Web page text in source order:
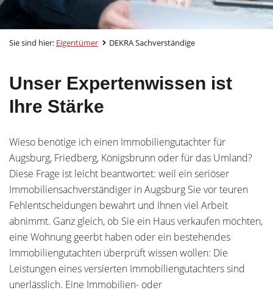
Sie sind hier: Eigentümer DEKRA Sachverständige
Unser Expertenwissen ist
Ihre Stärke
Wieso benötige ich einen Immobiliengutachter für
Augsburg, Friedberg, Königsbrunn oder für das Umland?
Diese Frage ist leicht beantwortet: weil ein seriöser
Immobiliensachverständiger in Augsburg Sie vor teuren
Fehlentscheidungen bewahrt und Ihnen viel Arbeit
abnimmt. Ganz gleich, ob Sie ein Haus verkaufen möchten,
eine Wohnung geerbt haben oder ein bestehendes
Immobiliengutachten überprüft wissen wollen: Die
Leistungen eines versierten Immobiliengutachters sind
unerlässlich. Eine Immobilien- oder